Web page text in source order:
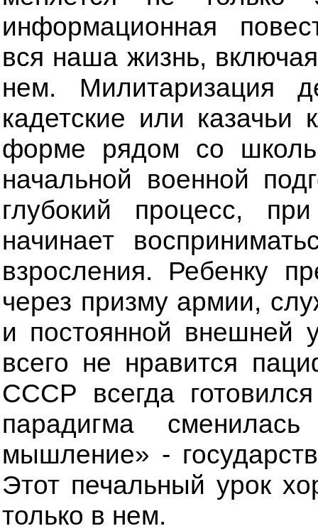
информационная
вся наша жизнь,
нем. Милитаризация
кадетские или
форме рядом со
начальной военной
глубокий процесс,
начинает
взросления. Ребенку
через призму армии,
и постоянной внешней
всего не нравится
СССР всегда
парадигма
мышление» -
Этот печальный урок
только в нем.